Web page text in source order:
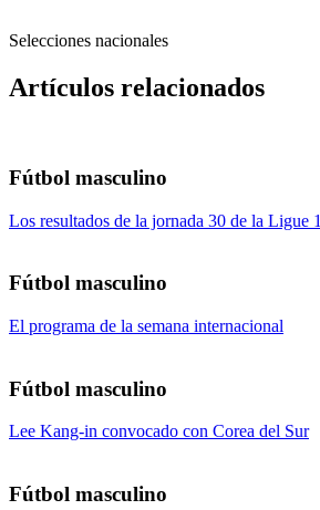
Selecciones nacionales
Artículos relacionados
Fútbol masculino
Los resultados de la jornada 30 de la Ligue 1
Fútbol masculino
El programa de la semana internacional
Fútbol masculino
Lee Kang-in convocado con Corea del Sur
Fútbol masculino